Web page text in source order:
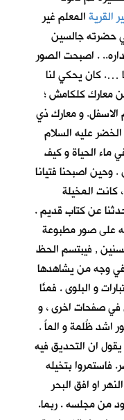
القريةالمعلم غير
حضرته جالسين
. اصبحت الصور
…. كان يحكي لنا
معارك كلكامش ؛
و معارك ذي
عليه السلام
ماء الحياة و كيف
اصبحنا فتيانا
كانت المخيلة
عن كتاب قديم .
على صور مطبوعة
, فيبتسم الحظ
وجه من يشاهدها
و البلوى . فمنَّا
صفحات اخرى ، و
اشد ظُلمة و الماً .
ان التحديق فيه
بتخيله
او افق البحر
من مجلسه . ربما.